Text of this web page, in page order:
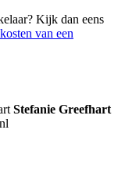
Kijk dan eens
van een
Stefanie Greefhart